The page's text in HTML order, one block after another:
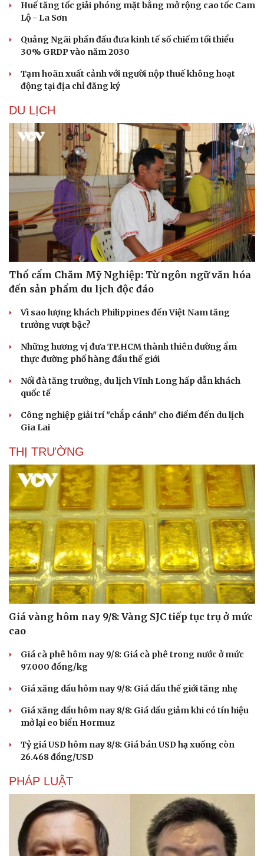
Du lịch
Tư vấn
Săn Tour
check-in
Podcast
Câu chuyện thời sự
Đọc truyện đêm khuya
Cửa sổ tình yêu
Kể chuyện cho bé
Hạt giống tâm hồn
Huế tăng tốc giải phóng mặt bằng mở rộng cao tốc Cam
Lộ - La Sơn
Quảng Ngãi phấn đấu đưa kinh tế số chiếm tối thiểu
30% GRDP vào năm 2030
Tạm hoãn xuất cảnh với người nộp thuế không hoạt
động tại địa chỉ đăng ký
DU LỊCH
Thổ cẩm Chăm Mỹ Nghiệp: Từ ngôn ngữ văn hóa
đến sản phẩm du lịch độc đáo
Vì sao lượng khách Philippines đến Việt Nam tăng
trưởng vượt bậc?
Những hương vị đưa TP.HCM thành thiên đường ẩm
thực đường phố hàng đầu thế giới
Nối đà tăng trưởng, du lịch Vĩnh Long hấp dẫn khách
quốc tế
Công nghiệp giải trí "chắp cánh" cho điểm đến du lịch
Gia Lai
THỊ TRƯỜNG
Giá vàng hôm nay 9/8: Vàng SJC tiếp tục trụ ở mức
cao
Giá cà phê hôm nay 9/8: Giá cà phê trong nước ở mức
97.000 đồng/kg
Giá xăng dầu hôm nay 9/8: Giá dầu thế giới tăng nhẹ
Giá xăng dầu hôm nay 8/8: Giá dầu giảm khi có tín hiệu
mở lại eo biển Hormuz
Tỷ giá USD hôm nay 8/8: Giá bán USD hạ xuống còn
26.468 đồng/USD
PHÁP LUẬT